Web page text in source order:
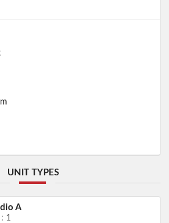
UNIT TYPES
A
1